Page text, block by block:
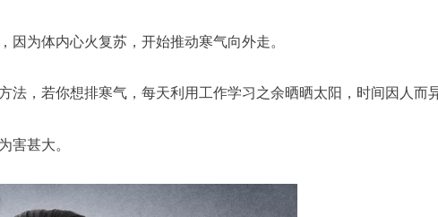
因为体内心火复苏，开始推动寒气向外走。
法，若你想排寒气，每天利用工作学习之余晒晒太阳，时间因人而
害甚大。